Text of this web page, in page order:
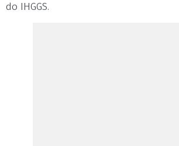
do IHGGS.